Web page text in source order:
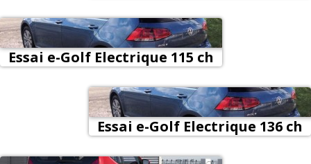
Essai e-Golf Electrique 115 ch
Essai e-Golf Electrique 136 ch